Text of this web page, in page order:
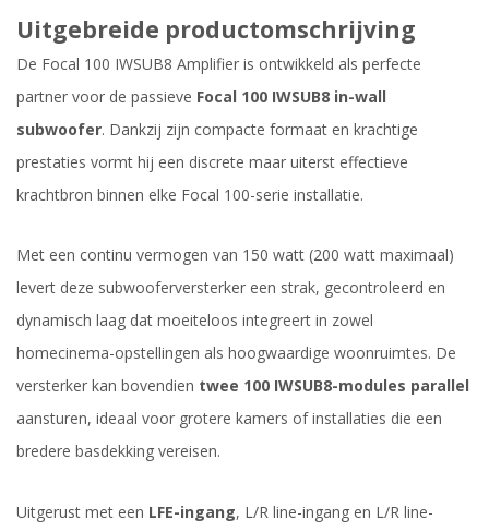
Uitgebreide productomschrijving
De Focal 100 IWSUB8 Amplifier is ontwikkeld als perfecte
partner voor de passieve Focal 100 IWSUB8 in-wall
subwoofer. Dankzij zijn compacte formaat en krachtige
prestaties vormt hij een discrete maar uiterst effectieve
krachtbron binnen elke Focal 100-serie installatie.
Met een continu vermogen van 150 watt (200 watt maximaal)
levert deze subwooferversterker een strak, gecontroleerd en
dynamisch laag dat moeiteloos integreert in zowel
homecinema-opstellingen als hoogwaardige woonruimtes. De
versterker kan bovendien twee 100 IWSUB8-modules parallel
aansturen, ideaal voor grotere kamers of installaties die een
bredere basdekking vereisen.
Uitgerust met een LFE-ingang, L/R line-ingang en L/R line-